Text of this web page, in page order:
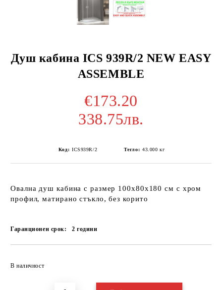
Душ кабина ICS 939R/2 NEW EASY
ASSEMBLE
€173.20
338.75лв.
Код: ICS939R/2 Тегло: 43.000 кг
Овална душ кабина с размер 100х80х180 см с хром
профил, матирано стъкло, без корито
Гаранционен срок: 2години
В наличност